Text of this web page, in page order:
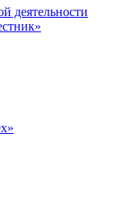
деятельности